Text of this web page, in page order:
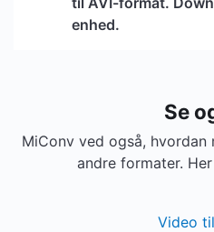
enhed.
Se
MiConv ved også,
andre formater.
Video